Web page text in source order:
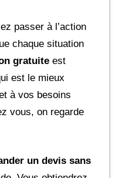
passer à l’action
chaque situation
gratuite est
est le mieux
à vos besoins
vous, on regarde
un devis sans